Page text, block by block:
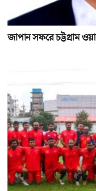
জাপান সফরে চট্টগ্রাম